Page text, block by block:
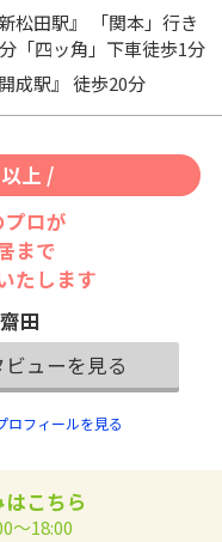
松田駅』 「関本」行き
「四ッ角」下車徒歩1分
成駅』 徒歩20分
上 /
ロが
まで
たします
田
ビューを見る
ロフィールを見る
こちら
～18:00